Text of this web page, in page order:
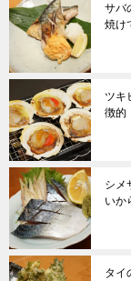
サバ
焼け
ツキ
徴的
シメ
いか
タイ